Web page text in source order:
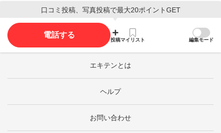
口コミ投稿、写真投稿で最大20ポイントGET
電話する
投稿マイリスト 編集モード
エキテンとは
ヘルプ
お問い合わせ